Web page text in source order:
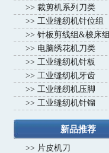
>> 裁剪机系列刀类
>> 工业缝纫机针位组
>> 针板剪线组&梭床组
>> 电脑绣花机刀类
>> 工业缝纫机针板
>> 工业缝纫机牙齿
>> 工业缝纫机压脚
>> 工业缝纫机针镏
新品推荐
>> 片皮机刀